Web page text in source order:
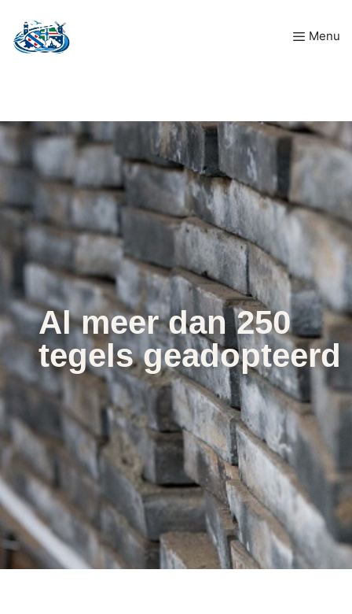
naar
Menu
Al meer dan 250
tegels geadopteerd